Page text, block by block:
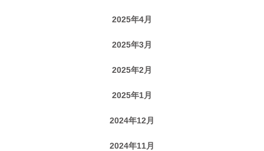
2025年4月
2025年3月
2025年2月
2025年1月
2024年12月
2024年11月